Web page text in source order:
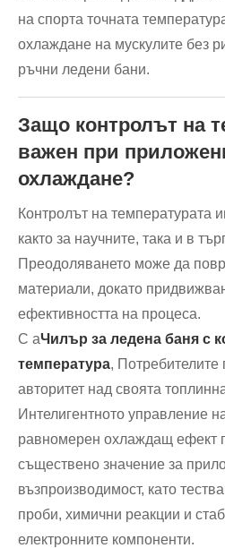
на спорта точната
охлаждане на мускулите без
ръчни ледени бани.
Защо контролът на
важен при
охлаждане?
Контролът на температурата
както за научните, така и в
Преодоляването може да
материали, докато
ефективността на процеса.
С aЧилър за ледена баня с
температура, Потребителите
авторитет над своята
Интелигентното управление
равномерен охлаждащ ефект
съществено значение за
възпроизводимост, като
проби, химични реакции и
електронните компоненти.